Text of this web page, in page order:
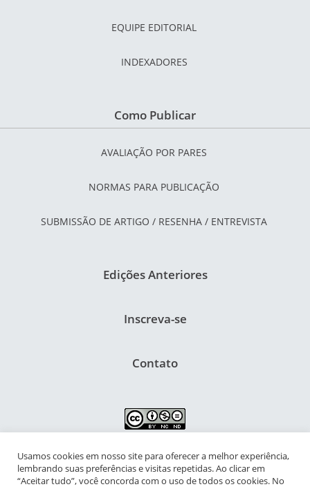
EQUIPE EDITORIAL
INDEXADORES
Como Publicar
AVALIAÇÃO POR PARES
NORMAS PARA PUBLICAÇÃO
SUBMISSÃO DE ARTIGO / RESENHA / ENTREVISTA
Edições Anteriores
Inscreva-se
Contato
NIPIAC – Núcleo Interdisciplinar de Pesquisa para a Infância e
Adolescência Contemporâneas
Usamos cookies em nosso site para oferecer a melhor experiência,
lembrando suas preferências e visitas repetidas. Ao clicar em
“Aceitar tudo”, você concorda com o uso de todos os cookies. No